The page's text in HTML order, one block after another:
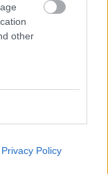
other
Privacy Policy